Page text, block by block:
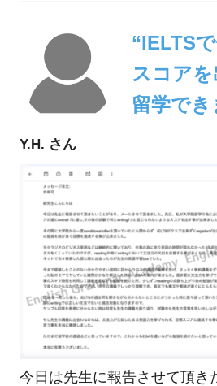
“IELTS
スコア
留学で
Y.H. さん
今日は先生に報告させて頂き